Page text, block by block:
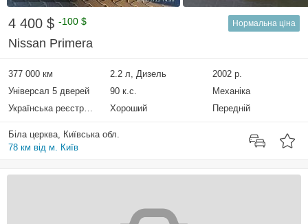
4 400 $ -100 $ Нормальна ціна
Nissan Primera
377 000 км 2.2 л, Дизель
2002 р.
Універсал 5 дверей
90 к.с.
Механіка
Українська реєстрація
Хороший Передній
Біла церква, Київська обл.
78 км від м. Київ